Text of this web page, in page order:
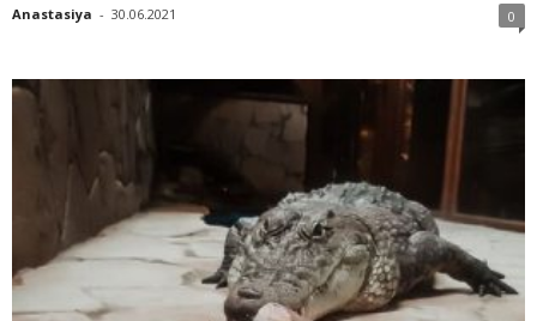
Anastasiya - 30.06.2021 0